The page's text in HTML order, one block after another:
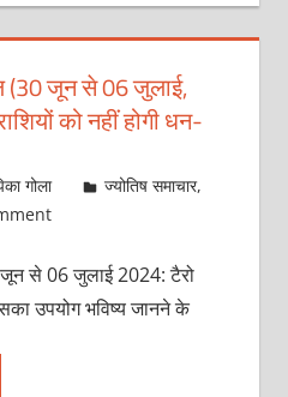
(30 जून से 06 जुलाई,
को नहीं होगी धन-
गोला ज्योतिष समाचार,
जून से 06 जुलाई 2024: टैरो
उपयोग भविष्य जानने के